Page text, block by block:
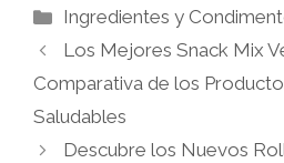
Categorías
Ingredientes y
Los Mejores Snack Mix
Comparativa de los
Saludables
Descubre los Nuevos